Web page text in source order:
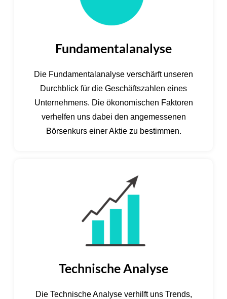
Fundamentalanalyse
Die Fundamentalanalyse verschärft unseren
Durchblick für die Geschäftszahlen eines
Unternehmens. Die ökonomischen Faktoren
verhelfen uns dabei den angemessenen
Börsenkurs einer Aktie zu bestimmen.
Technische Analyse
Die Technische Analyse verhilft uns Trends,